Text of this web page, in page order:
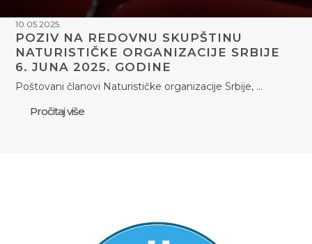
10.05.2025.
POZIV NA REDOVNU SKUPŠTINU
NATURISTIČKE ORGANIZACIJE SRBIJE
6. JUNA 2025. GODINE
Poštovani članovi Naturističke organizacije Srbije, …
Pročitaj više